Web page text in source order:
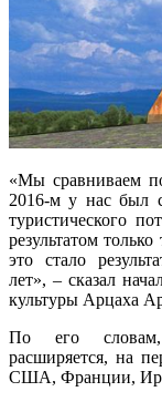
«Мы сравниваем
2016-м у нас был
туристического
результатом
это стало
лет», – сказал
культуры Арцаха
По его словам,
расширяется, на
США, Франции,